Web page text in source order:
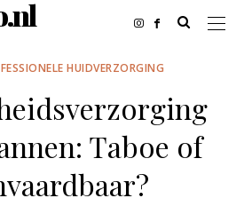
HUIDVERZORGING
Taboe of